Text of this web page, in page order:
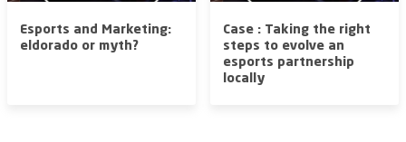
Esports and Marketing:
eldorado or myth?
Case : Taking the right
steps to evolve an
esports partnership
locally